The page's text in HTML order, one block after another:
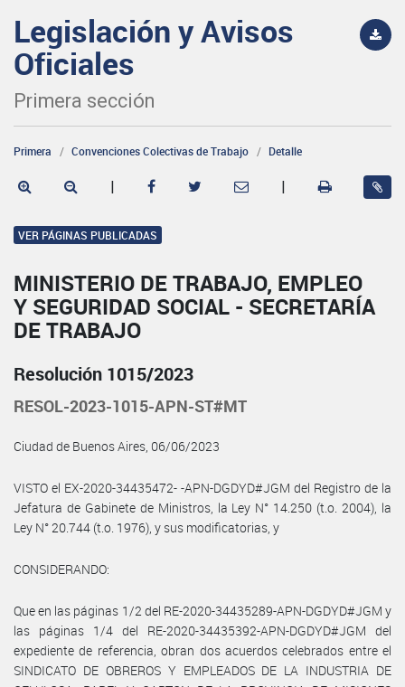
Legislación y Avisos
Oficiales
Primera sección
Primera Convenciones Colectivas de Trabajo Detalle
| |
VER PÁGINAS PUBLICADAS
MINISTERIO DE TRABAJO, EMPLEO
Y SEGURIDAD SOCIAL - SECRETARÍA
DE TRABAJO
Resolución 1015/2023
RESOL-2023-1015-APN-ST#MT
Ciudad de Buenos Aires, 06/06/2023
VISTO el EX-2020-34435472- -APN-DGDYD#JGM del Registro de la
Jefatura de Gabinete de Ministros, la Ley N° 14.250 (t.o. 2004), la
Ley N° 20.744 (t.o. 1976), y sus modificatorias, y
CONSIDERANDO:
Que en las páginas 1/2 del RE-2020-34435289-APN-DGDYD#JGM y
las páginas 1/4 del RE-2020-34435392-APN-DGDYD#JGM del
expediente de referencia, obran dos acuerdos celebrados entre el
SINDICATO DE OBREROS Y EMPLEADOS DE LA INDUSTRIA DE